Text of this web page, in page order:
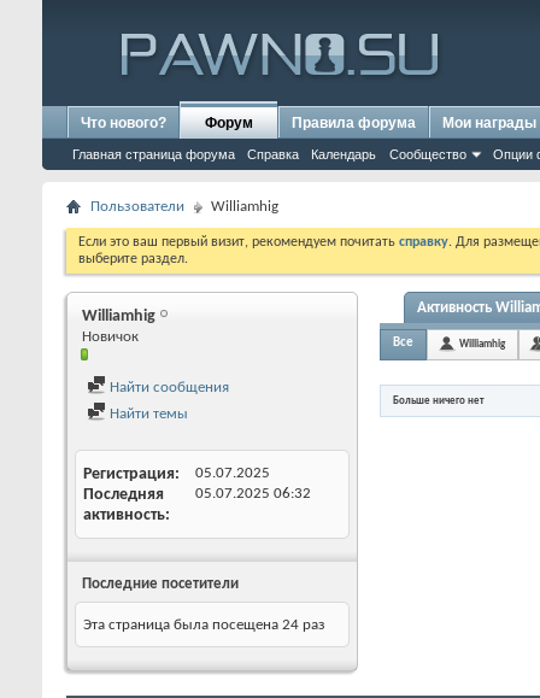
Что нового? Форум
Главная страница форума Справка Календарь Сообщество Опции
Правила форума Мои награды
Пользователи Williamhig
Если это ваш первый визит, рекомендуем почитать справку. Для
выберите раздел.
Williamhig
Новичок
Найти сообщения
Найти темы
Регистрация 05.07.2025
Последняя
активность
05.07.2025 06:32
Последние посетители
Эта страница была посещена 24 раз
Активность
Все Williamhig
Больше ничего нет